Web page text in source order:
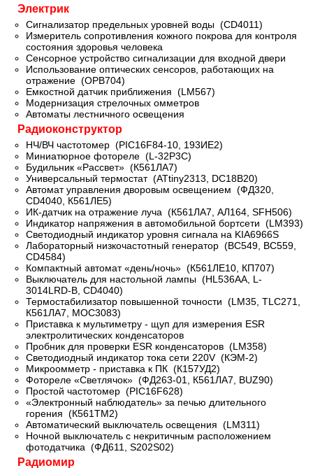
Электрик
Сигнализатор предельных уровней воды (CD4011)
Измеритель сопротивления кожного покрова для контроля
состояния здоровья человека
Сенсорное устройство сигнализации для входной двери
Использование оптических сенсоров, работающих на
отражение (ОРВ704)
Емкостной датчик приближения (LM567)
Модернизация стрелочных омметров
Автоматы лестничного освещения
Радиоконструктор
НЧ/ВЧ частотомер (PIC16F84-10, 193ИЕ2)
Миниатюрное фотореле (L-32P3C)
Будильник «Рассвет» (К561ЛА7)
Универсальный термостат (ATtiny2313, DC18B20)
Автомат управления дворовым освещением (ФД320,
CD4040, К561ЛЕ5)
ИК-датчик на отражение луча (К561ЛА7, АЛ164, SFH506)
Индикатор напряжения в автомобильной бортсети (LM393)
Светодиодный индикатор уровня сигнала на KIA6966S
Лабораторный низкочастотный генератор (BC549, BC559,
CD4584)
Компактный автомат «день/ночь» (К561ЛЕ10, КП707)
Выключатель для настольной лампы (HL536AA, L-
3014LRD-B, CD4040)
Термостабилизатор повышенной точности (LM35, TLC271,
К561ЛА7, МОС3083)
Приставка к мультиметру - щуп для измерения ESR
электролитических конденсаторов
Пробник для проверки ESR конденсаторов (LM358)
Светодиодный индикатор тока сети 220V (КЭМ-2)
Микроомметр - приставка к ПК (К157УД2)
Фотореле «Светлячок» (ФД263-01, К561ЛА7, BUZ90)
Простой частотомер (PIC16F628)
«Электронный наблюдатель» за печью длительного
горения (К561ТМ2)
Автоматический выключатель освещения (LM311)
Ночной выключатель с некритичным расположением
фотодатчика (ФД611, S202S02)
Радиомир